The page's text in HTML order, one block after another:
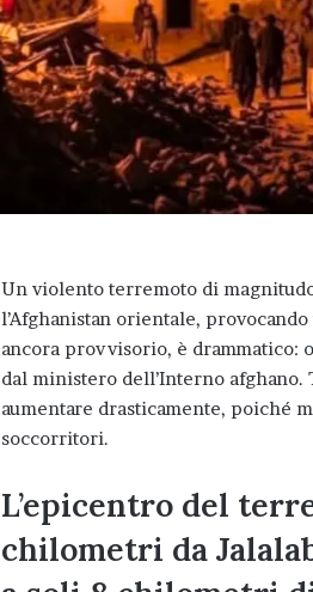
Un violento terremoto di
l’Afghanistan orientale,
ancora provvisorio, è drammatico:
dal ministero dell’Interno
aumentare drasticamente, poiché
soccorritori.
L’epicentro del
chilometri da
il
valore
dell’Afm
come
patrimonio
pubblico
della
città.”.